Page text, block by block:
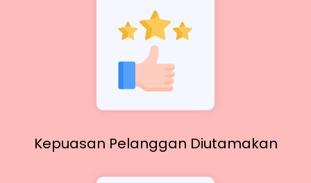
Kepuasan Pelanggan Diutamakan